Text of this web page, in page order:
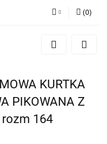
Zaloguj się
(0)
KURTKA
PIKOWANA Z
164